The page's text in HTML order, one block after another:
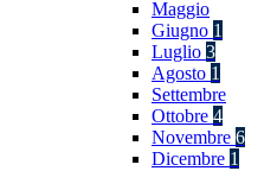
Maggio
Giugno 1
Luglio 3
Agosto 1
Settembre
Ottobre 4
Novembre 6
Dicembre 1